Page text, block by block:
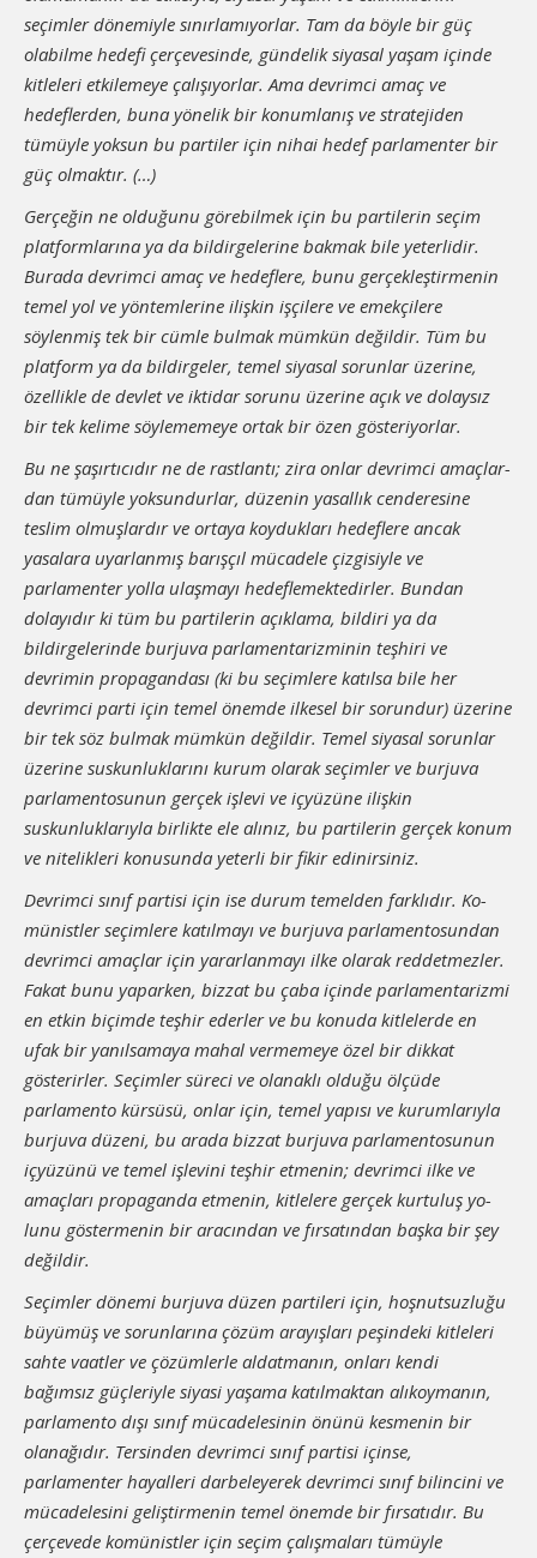
seçimler dönemiyle sınırlamıyorlar. Tam da böyle bir güç
olabilme hedefi çerçevesinde, gündelik si­yasal yaşam içinde
kitleleri etkilemeye çalışıyorlar. Ama devrimci amaç ve
hedeflerden, buna yönelik bir konumlanış ve stratejiden
tümüyle yoksun bu partiler için nihai hedef parlamenter bir
güç ol­maktır. (…)
Gerçeğin ne olduğunu görebilmek için bu partilerin seçim
plat­formlarına ya da bildirgelerine bakmak bile yeterlidir.
Burada dev­rimci amaç ve hedeflere, bunu gerçekleştirmenin
temel yol ve yöntemlerine ilişkin işçilere ve emekçilere
söylenmiş tek bir cümle bulmak mümkün değildir. Tüm bu
platform ya da bildirgeler, te­mel siyasal sorunlar üzerine,
özellikle de devlet ve iktidar sorunu üzerine açık ve dolaysız
bir tek kelime söylememeye ortak bir özen gösteriyorlar.
Bu ne şaşırtıcıdır ne de rastlantı; zira onlar devrimci amaçlar­
dan tümüyle yoksundurlar, düzenin yasallık cenderesine
teslim ol­muşlardır ve ortaya koydukları hedeflere ancak
yasalara uyarlan­mış barışçıl mücadele çizgisiyle ve
parlamenter yolla ulaşmayı hedeflemektedirler. Bundan
dolayıdır ki tüm bu partilerin açıklama, bildiri ya da
bildirgelerinde burjuva parlamentarizminin teşhiri ve
devrimin propagandası (ki bu seçimlere katılsa bile her
devrimci parti için temel önemde ilkesel bir sorundur) üzerine
bir tek söz bul­mak mümkün değildir. Temel siyasal sorunlar
üzerine suskunluklarını kurum olarak seçimler ve burjuva
parlamentosunun gerçek işlevi ve içyüzüne ilişkin
suskunluklarıyla birlikte ele alınız, bu partile­rin gerçek konum
ve nitelikleri konusunda yeterli bir fikir edinir­siniz.
Devrimci sınıf partisi için ise durum temelden farklıdır. Ko­
münistler seçimlere katılmayı ve burjuva parlamentosundan
dev­rimci amaçlar için yararlanmayı ilke olarak reddetmezler.
Fakat bunu yaparken, bizzat bu çaba içinde parlamentarizmi
en etkin bi­çimde teşhir ederler ve bu konuda kitlelerde en
ufak bir yanılsamaya mahal vermemeye özel bir dikkat
gösterirler. Seçimler süreci ve olanaklı olduğu ölçüde
parlamento kürsüsü, onlar için, temel ya­pısı ve kurumlarıyla
burjuva düzeni, bu arada bizzat burjuva par­lamentosunun
içyüzünü ve temel işlevini teşhir etmenin; devrimci ilke ve
amaçları propaganda etmenin, kitlelere gerçek kurtuluş yo­
lunu göstermenin bir aracından ve fırsatından başka bir şey
değil­dir.
Seçimler dönemi burjuva düzen partileri için, hoşnutsuzluğu
büyümüş ve sorunlarına çözüm arayışları peşindeki kitleleri
sahte vaatler ve çözümlerle aldatmanın, onları kendi
bağımsız güçleriyle siyasi yaşama katılmaktan alıkoymanın,
parlamento dışı sınıf mücadelesinin önünü kesmenin bir
olanağıdır. Tersinden devrimci sı­nıf partisi içinse,
parlamenter hayalleri darbeleyerek devrimci sı­nıf bilincini ve
mücadelesini geliştirmenin temel önemde bir fır­satıdır. Bu
çerçevede komünistler için seçim çalışmaları tümüyle